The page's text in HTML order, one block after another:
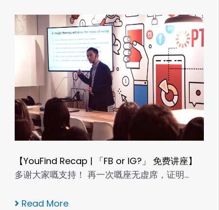
【YouFind Recap | 「FB or IG?」 免费讲座】
多谢大家嘅支持！ 再一次嘅座无虚席，证明…
Read More